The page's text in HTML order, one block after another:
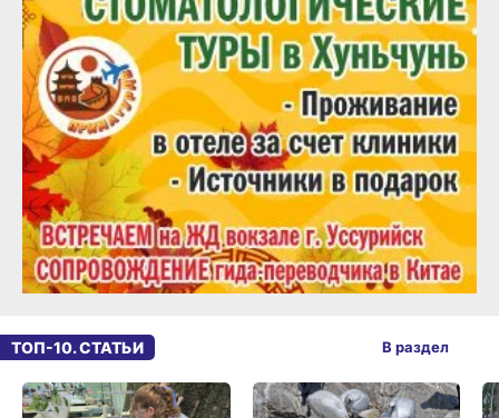
ТОП-10. СТАТЬИ В раздел